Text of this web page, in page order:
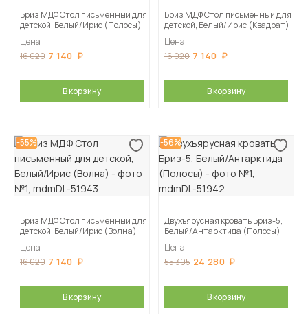
Бриз МДФ Стол письменный для
детской, Белый/Ирис (Полосы)
Цена
16 020 7 140
В корзину
Бриз МДФ Стол письменный для
детской, Белый/Ирис (Квадрат)
Цена
16 020 7 140
В корзину
-55%
Бриз МДФ Стол письменный для
детской, Белый/Ирис (Волна)
Цена
16 020 7 140
В корзину
-56%
Двухъярусная кровать Бриз-5,
Белый/Антарктида (Полосы)
Цена
55 305 24 280
В корзину